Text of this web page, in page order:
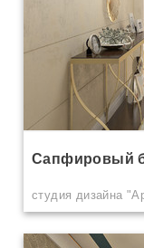
Сапфировый
студия дизайна